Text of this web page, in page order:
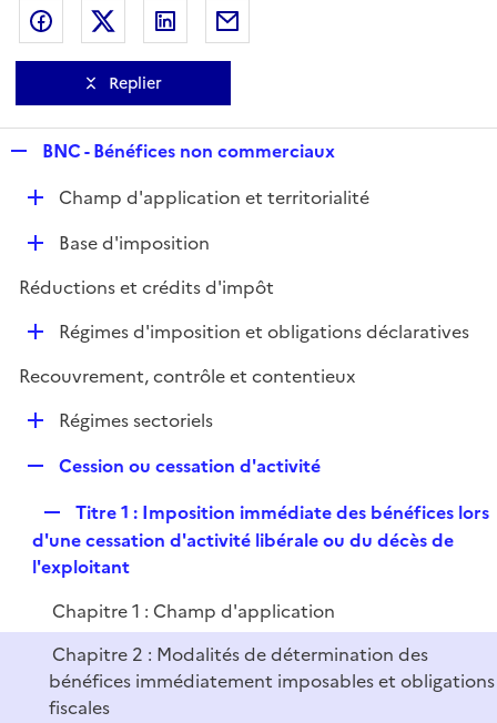
Partager sur Facebook
Partager sur Twitter
Partager sur LinkedIn
Replier
p
l
i
e
BNC - Bénéfices non commerciaux
D
l
i
Champ d'application et territorialité
D
p
e
Base d'imposition
Réductions et crédits d'impôt
D
p
Régimes d'imposition et obligations déclaratives
Recouvrement, contrôle et contentieux
D
p
e
r
Régimes sectoriels
p
l
i
e
Cession ou cessation d'activité
e
p
i
e
r
Titre 1 : Imposition immédiate des bénéfices lors
d'une cessation d'activité libérale ou du décès de
l'exploitant
Chapitre 1 : Champ d'application
Chapitre 2 : Modalités de détermination des
bénéfices immédiatement imposables et obligations
fiscales